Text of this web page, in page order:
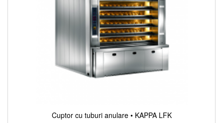
Cuptor cu tuburi anulare • KAPPA LFK